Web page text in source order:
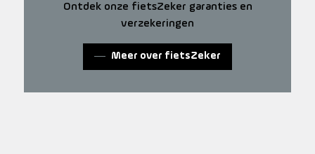
Ontdek onze fietsZeker garanties en
verzekeringen
Meer over fietsZeker